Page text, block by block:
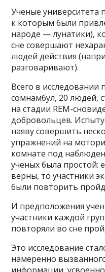
Ученые университета
к которым были
народе — лунатики),
сне совершают
людей действия
разговаривают).
Всего в исследовании
сомнамбул, 20 людей,
на стадии REM-
добровольцев.
наяву совершить
упражнений на
комнате под
ученых была простой:
верны, то участники
были повторить
И предположения
участники каждой
повторяли во сне
Это исследование
намеренно